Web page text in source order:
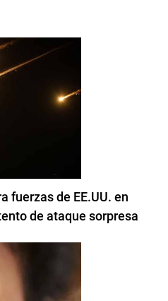
fuerzas de EE.UU. en
de ataque sorpresa